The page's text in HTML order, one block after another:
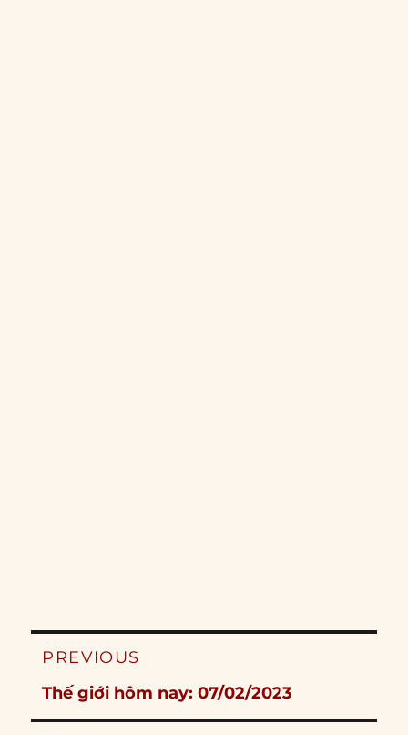
Post
PREVIOUS
Previous
post:
Thế giới hôm nay: 07/02/2023